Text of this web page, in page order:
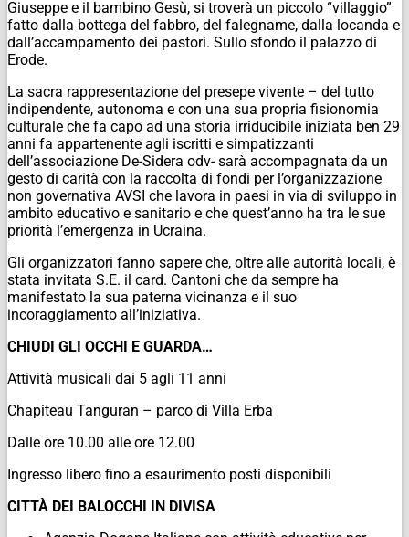
Giuseppe e il bambino Gesù, si troverà un piccolo “villaggio”
fatto dalla bottega del fabbro, del falegname, dalla locanda e
dall’accampamento dei pastori. Sullo sfondo il palazzo di
Erode.
La sacra rappresentazione del presepe vivente – del tutto
indipendente, autonoma e con una sua propria fisionomia
culturale che fa capo ad una storia irriducibile iniziata ben 29
anni fa appartenente agli iscritti e simpatizzanti
dell’associazione De-Sidera odv- sarà accompagnata da un
gesto di carità con la raccolta di fondi per l’organizzazione
non governativa AVSI che lavora in paesi in via di sviluppo in
ambito educativo e sanitario e che quest’anno ha tra le sue
priorità l’emergenza in Ucraina.
Gli organizzatori fanno sapere che, oltre alle autorità locali, è
stata invitata S.E. il card. Cantoni che da sempre ha
manifestato la sua paterna vicinanza e il suo
incoraggiamento all’iniziativa.
CHIUDI GLI OCCHI E GUARDA…
Attività musicali dai 5 agli 11 anni
Chapiteau Tanguran – parco di Villa Erba
Dalle ore 10.00 alle ore 12.00
Ingresso libero fino a esaurimento posti disponibili
CITTÀ DEI BALOCCHI IN DIVISA